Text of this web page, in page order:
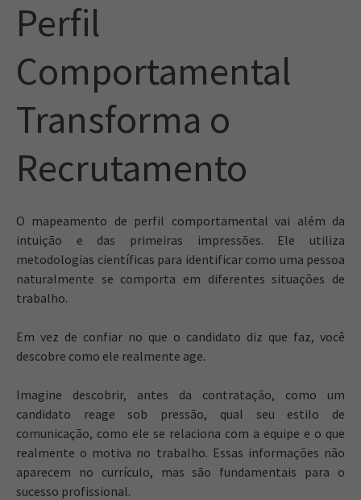
Perfil
Comportamental
Transforma o
Recrutamento
O mapeamento de perfil comportamental vai além da
intuição e das primeiras impressões. Ele utiliza
metodologias científicas para identificar como uma pessoa
naturalmente se comporta em diferentes situações de
trabalho.
Em vez de confiar no que o candidato diz que faz, você
descobre como ele realmente age.
Imagine descobrir, antes da contratação, como um
candidato reage sob pressão, qual seu estilo de
comunicação, como ele se relaciona com a equipe e o que
realmente o motiva no trabalho. Essas informações não
aparecem no currículo, mas são fundamentais para o
sucesso profissional.